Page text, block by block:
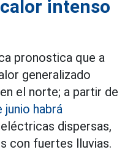
intenso
pronostica que a
generalizado
el norte; a partir de
junio habrá
dispersas,
con fuertes lluvias.